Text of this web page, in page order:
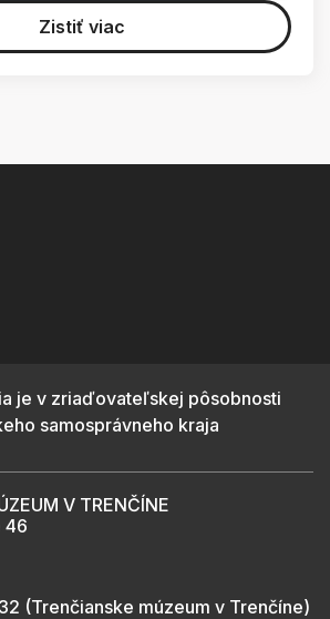
Zistiť viac
je v zriaďovateľskej pôsobnosti
samosprávneho kraja
V TRENČÍNE
46
(Trenčianske múzeum v Trenčíne)